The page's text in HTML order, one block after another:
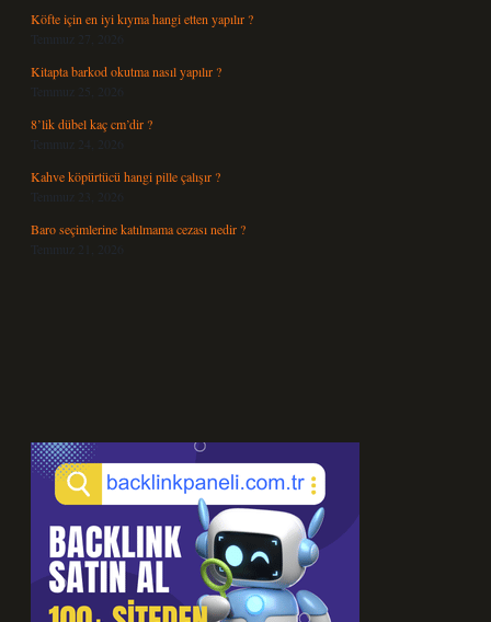
Köfte için en iyi kıyma hangi etten yapılır ?
Temmuz 27, 2026
Kitapta barkod okutma nasıl yapılır ?
Temmuz 25, 2026
8’lik dübel kaç cm’dir ?
Temmuz 24, 2026
Kahve köpürtücü hangi pille çalışır ?
Temmuz 23, 2026
Baro seçimlerine katılmama cezası nedir ?
Temmuz 21, 2026